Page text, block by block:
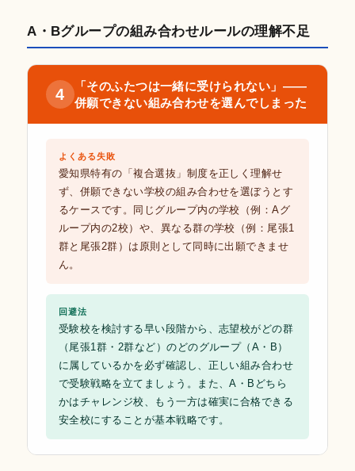
A・Bグループの組み合わせルールの理解不足
4
「そのふたつは一緒に受けられない」——
併願できない組み合わせを選んでしまった
よくある失敗
愛知県特有の「複合選抜」制度を正しく理解せ
ず、併願できない学校の組み合わせを選ぼうとす
るケースです。同じグループ内の学校（例：Aグ
ループ内の2校）や、異なる群の学校（例：尾張1
群と尾張2群）は原則として同時に出願できませ
ん。
回避法
受験校を検討する早い段階から、志望校がどの群
（尾張1群・2群など）のどのグループ（A・B）
に属しているかを必ず確認し、正しい組み合わせ
で受験戦略を立てましょう。また、A・Bどちら
かはチャレンジ校、もう一方は確実に合格できる
安全校にすることが基本戦略です。